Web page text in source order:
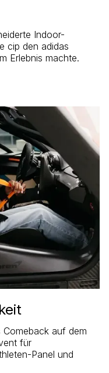
Indoor-
cip den adidas
Erlebnis machte.
auf dem
für
Panel und